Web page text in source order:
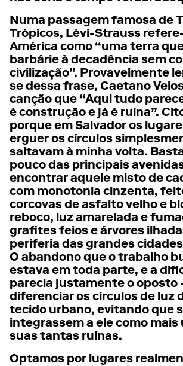
Numa passagem famosa de
Trópicos, Lévi-Strauss
América como “uma terra
barbárie à decadência sem
civilização”. Provavelmente
se dessa frase, Caetano
canção que “Aqui tudo
é construção e já é ruína”.
porque em Salvador os
erguer os círculos
saltavam à minha volta.
pouco das principais
encontrar aquele misto de
com monotonia cinzenta,
corcovas de asfalto velho e
reboco, luz amarelada e
grafites feios e árvores
periferia das grandes
O abandono que o trabalho
estava em toda parte, e a
parecia justamente o oposto
diferenciar os círculos de luz
tecido urbano, evitando que
integrassem a ele como mais
suas tantas ruínas.
Optamos por lugares